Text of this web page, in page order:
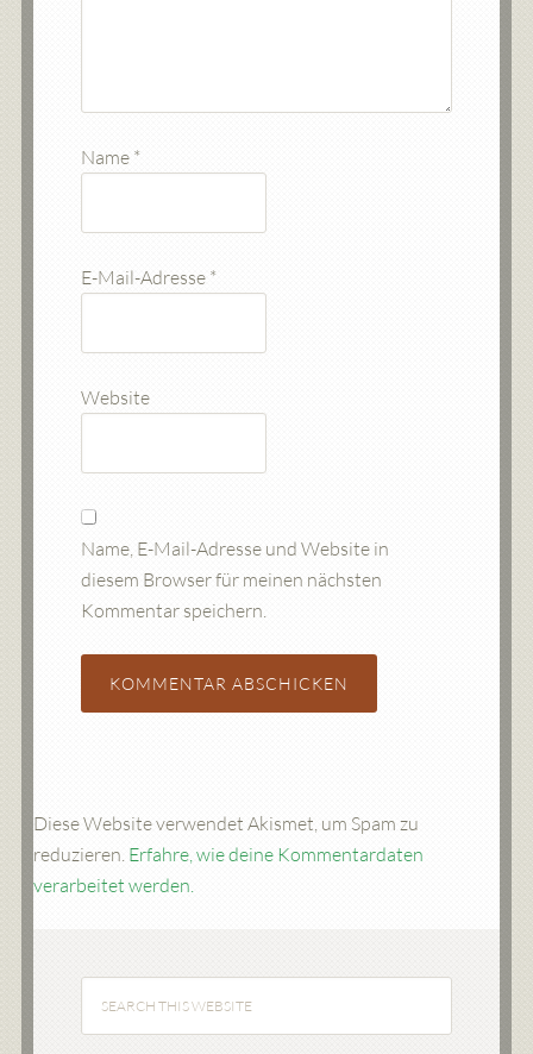
Name *
E-Mail-Adresse *
Website
Name, E-Mail-Adresse und Website in
diesem Browser für meinen nächsten
Kommentar speichern.
Diese Website verwendet Akismet, um Spam zu
reduzieren. Erfahre, wie deine Kommentardaten
verarbeitet werden.